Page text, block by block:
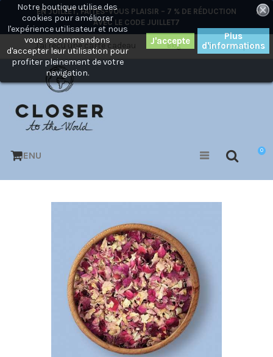
EN JUILLET, FAITES-VOUS PLAISIR – 7 % DE RÉDUCTION
AVEC LE CODE JUILLET7
×
Mon compte
Blog
J'ai reçu une carte cadeau
0
MENU
Notre boutique utilise des
cookies pour améliorer
l'expérience utilisateur et nous
vous recommandons
d'accepter leur utilisation pour
profiter pleinement de votre
navigation.
Plus
d'informations